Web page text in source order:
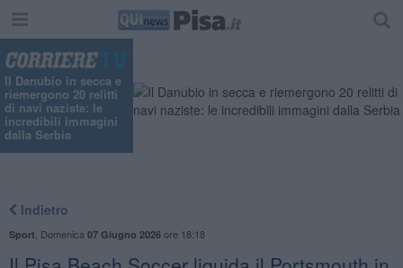
Il Danubio in secca e
riemergono 20 relitti
di navi naziste: le
incredibili immagini
dalla Serbia
Indietro
Sport Domenica 07 Giugno 2026ore 18:18